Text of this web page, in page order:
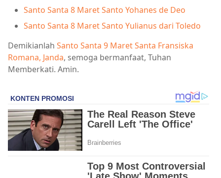
Santo Santa 8 Maret Santo Yohanes de Deo
Santo Santa 8 Maret Santo Yulianus dari Toledo
Demikianlah Santo Santa 9 Maret Santa Fransiska
Romana, Janda, semoga bermanfaat, Tuhan
Memberkati. Amin.